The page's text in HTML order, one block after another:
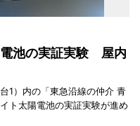
池の実証実験 屋内
1）内の「東急沿線の仲介 青
ト太陽電池の実証実験が進め